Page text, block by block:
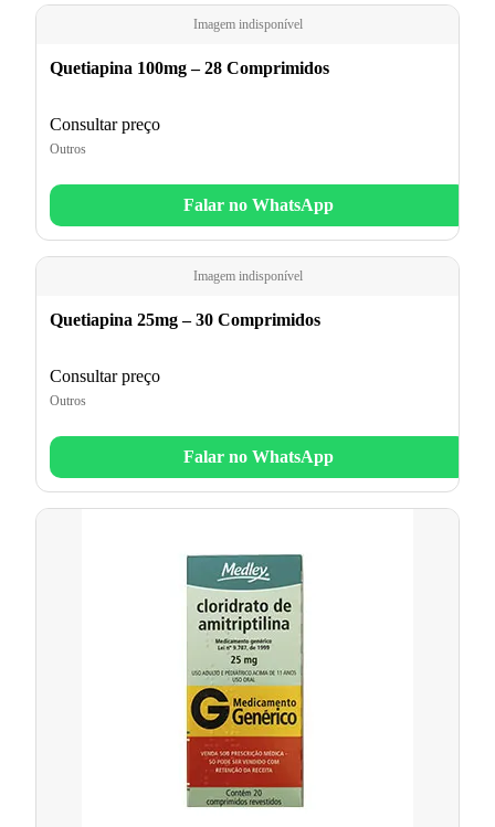
Imagem indisponível
Quetiapina 100mg – 28 Comprimidos
Consultar preço
Outros
Falar no WhatsApp
Imagem indisponível
Quetiapina 25mg – 30 Comprimidos
Consultar preço
Outros
Falar no WhatsApp